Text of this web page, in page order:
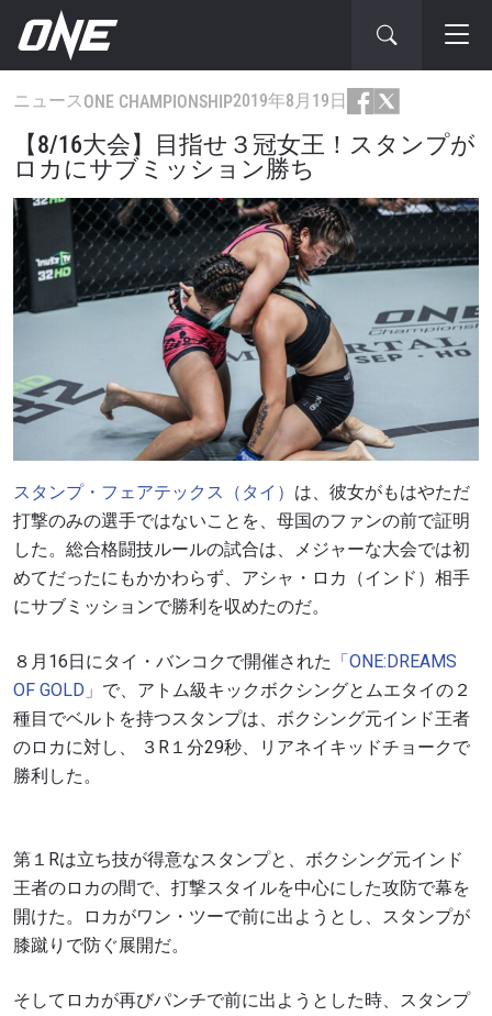
ニュース ONE CHAMPIONSHIP2019年8月19日
【8/16大会】目指せ３冠女王！スタンプが
ロカにサブミッション勝ち
スタンプ・フェアテックス（タイ） は、彼女がもはやただ
打撃のみの選手ではないことを、母国のファンの前で証明
した。総合格闘技ルールの試合は、メジャーな大会では初
めてだったにもかかわらず、アシャ・ロカ（インド）相手
にサブミッションで勝利を収めたのだ。
８月16日にタイ・バンコクで開催された 「ONE:DREAMS
OF GOLD」 で、アトム級キックボクシングとムエタイの２
種目でベルトを持つスタンプは、ボクシング元インド王者
のロカに対し、 ３R１分29秒、リアネイキッドチョークで
勝利した。
第１Rは立ち技が得意なスタンプと、ボクシング元インド
王者のロカの間で、打撃スタイルを中心にした攻防で幕を
開けた。ロカがワン・ツーで前に出ようとし、スタンプが
膝蹴りで防ぐ展開だ。
そしてロカが再びパンチで前に出ようとした時、スタンプ